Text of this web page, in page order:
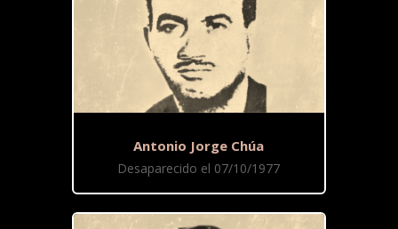
Antonio Jorge Chúa
Desaparecido el 07/10/1977